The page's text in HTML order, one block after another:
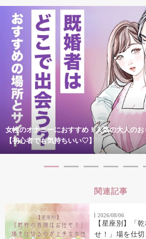
女性のオナニーにおすすめ！人気の大人の
【初心者でも気持ちいい♡】
関連記事
2026/08/06
【星座別】「
せ！」場を仕